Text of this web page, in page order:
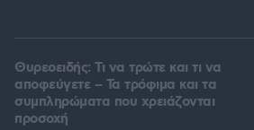
Θυρεοειδής: Τι να τρώτε και τι να
αποφεύγετε – Τα τρόφιμα και τα
συμπληρώματα που χρειάζονται
προσοχή